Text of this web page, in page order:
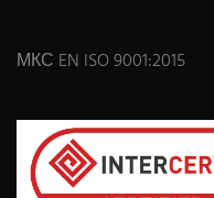
МКС EN ISO 9001:2015